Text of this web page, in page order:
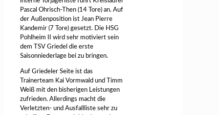
Pascal Ohrisch-Then (14 Tore) an. Auf
der Außenposition ist Jean Pierre
Kandemir (7 Tore) gesetzt. Die HSG
Pohlheim II wird sehr motiviert sein
dem TSV Griedel die erste
Saisonniederlage bei zu bringen.
Auf Griedeler Seite ist das
Trainerteam Kai Vormwald und Timm
Weiß mit den bisherigen Leistungen
zufrieden. Allerdings macht die
Verletzten- und Ausfallliste sehr zu